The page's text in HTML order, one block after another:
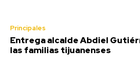
Principales
Entrega alcalde Abdiel
las familias tijuanenses